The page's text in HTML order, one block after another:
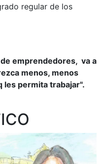
regular de los
emprendedores, va a
menos, menos
les permita trabajar".